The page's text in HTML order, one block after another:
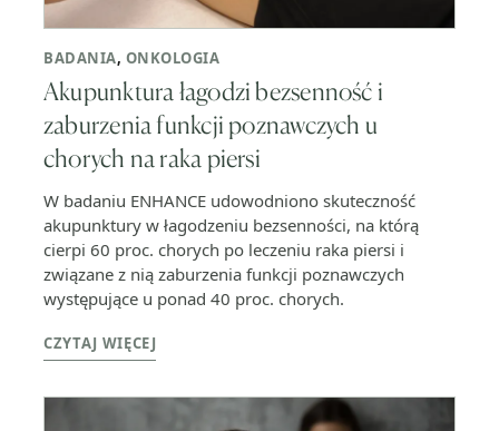
BADANIA, ONKOLOGIA
Akupunktura łagodzi bezsenność i
zaburzenia funkcji poznawczych u
chorych na raka piersi
W badaniu ENHANCE udowodniono skuteczność
akupunktury w łagodzeniu bezsenności, na którą
cierpi 60 proc. chorych po leczeniu raka piersi i
związane z nią zaburzenia funkcji poznawczych
występujące u ponad 40 proc. chorych.
CZYTAJ WIĘCEJ